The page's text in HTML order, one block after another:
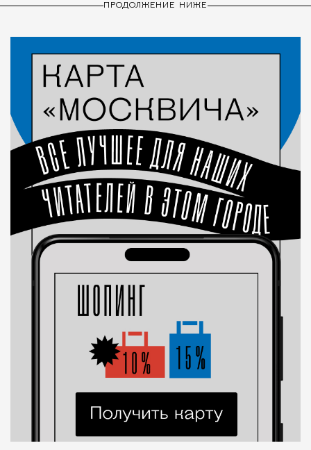
ПРОДОЛЖЕНИЕ НИЖЕ